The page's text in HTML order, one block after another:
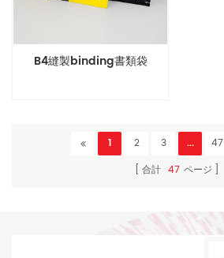
B4縫製binding書類袋
1 2 3 ...
47
合計 47 ページ